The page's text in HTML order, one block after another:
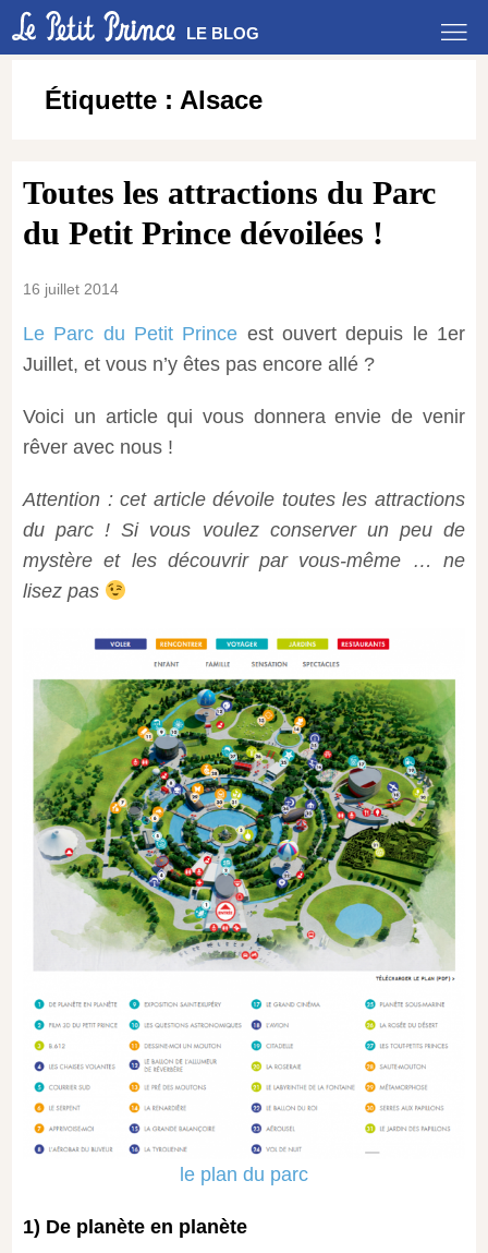
LE BLOG
Étiquette : Alsace
Toutes les attractions du Parc
du Petit Prince dévoilées !
16 juillet 2014
Le Parc du Petit Prince est ouvert depuis le 1er
Juillet, et vous n’y êtes pas encore allé ?
Voici un article qui vous donnera envie de venir
rêver avec nous !
Attention : cet article dévoile toutes les attractions
du parc ! Si vous voulez conserver un peu de
mystère et les découvrir par vous-même … ne
lisez pas
le plan du parc
1) De planète en planète